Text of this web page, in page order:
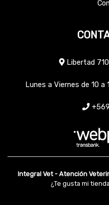
Libertad
Lunes a Viernes de 10 a
Integral Vet - Atención
¿Te gusta mi